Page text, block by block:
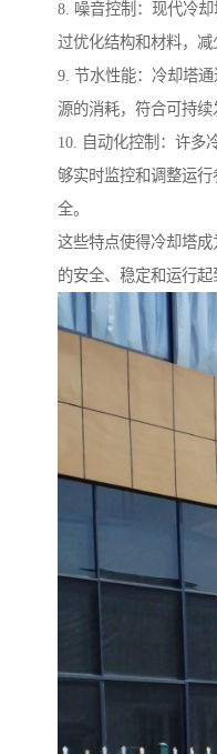
8. 噪音控制：现代冷
过优化结构和材料，减
9. 节水性能：冷却塔
源的消耗，符合可持续
10. 自动化控制：许多
够实时监控和调整运
全。
这些特点使得冷却塔成
的安全、稳定和运行起